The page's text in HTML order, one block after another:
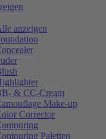
anzeigen
& CC-Cream
Make-up
Corrector
Paletten